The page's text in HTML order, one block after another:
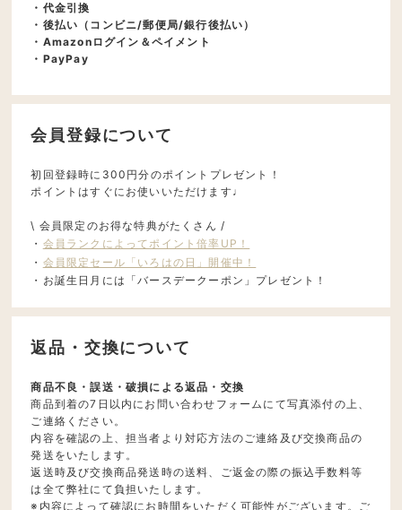
・代金引換
・後払い（コンビニ/郵便局/銀行後払い）
・Amazonログイン＆ペイメント
・PayPay
会員登録について
初回登録時に300円分のポイントプレゼント！
ポイントはすぐにお使いいただけます♩
\ 会員限定のお得な特典がたくさん /
・ 会員ランクによってポイント倍率UP！
・ 会員限定セール「いろはの日」開催中！
・お誕生日月には「バースデークーポン」プレゼント！
返品・交換について
商品不良・誤送・破損による返品・交換
商品到着の7日以内にお問い合わせフォームにて写真添付の上、
ご連絡ください。
内容を確認の上、担当者より対応方法のご連絡及び交換商品の
発送をいたします。
返送時及び交換商品発送時の送料、ご返金の際の振込手数料等
は全て弊社にて負担いたします。
※内容によって確認にお時間をいただく可能性がございます。ご